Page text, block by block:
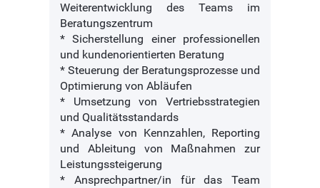
Weiterentwicklung des Teams im
Beratungszentrum
* Sicherstellung einer professionellen
und kundenorientierten Beratung
* Steuerung der Beratungsprozesse und
Optimierung von Abläufen
* Umsetzung von Vertriebsstrategien
und Qualitätsstandards
* Analyse von Kennzahlen, Reporting
und Ableitung von Maßnahmen zur
Leistungssteigerung
* Ansprechpartner/in für das Team